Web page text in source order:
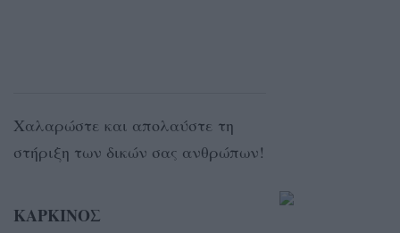
Χαλαρώστε και απολαύστε τη
στήριξη των δικών σας ανθρώπων!
ΚΑΡΚΙΝΟΣ